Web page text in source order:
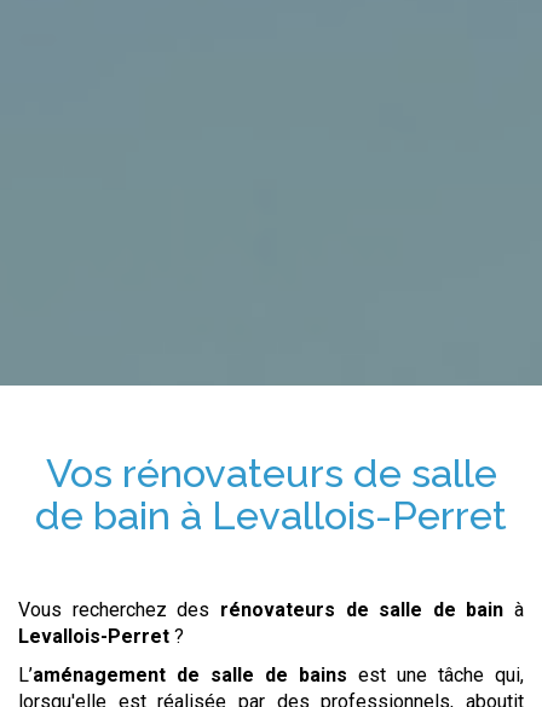
Vos rénovateurs de salle
de bain à Levallois-Perret
Vous recherchez des rénovateurs de salle de bain à
Levallois-Perret ?
L’aménagement de salle de bains est une tâche qui,
lorsqu'elle est réalisée par des professionnels, aboutit